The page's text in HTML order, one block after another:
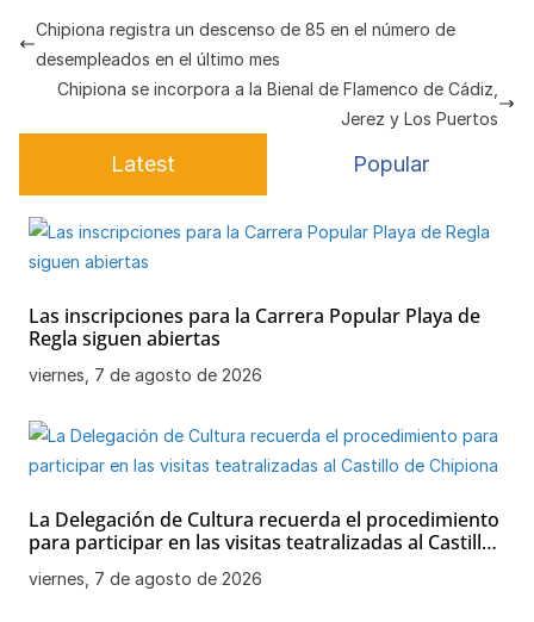
s
A
p
p
e
b
o
o
k
gr
a
m
s
k
y
h e
m
e
tir
Chipiona registra un descenso de 85 en el número de
desempleados en el último mes
Chipiona se incorpora a la Bienal de Flamenco de Cádiz,
Jerez y Los Puertos
Latest Popular
Las inscripciones para la Carrera Popular Playa de
Regla siguen abiertas
viernes, 7 de agosto de 2026
La Delegación de Cultura recuerda el procedimiento
para participar en las visitas teatralizadas al Castillo
de Chipiona
viernes, 7 de agosto de 2026